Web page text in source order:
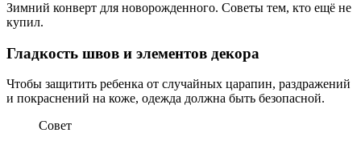
Зимний конверт для новорожденного. Советы тем, кто ещё не
купил.
Гладкость швов и элементов декора
Чтобы защитить ребенка от случайных царапин, раздражений
и покраснений на коже, одежда должна быть безопасной.
Совет